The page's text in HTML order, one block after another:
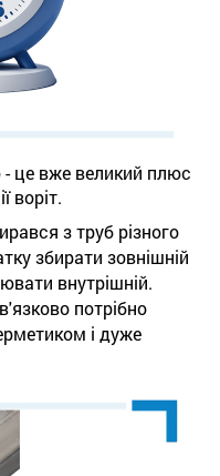
це вже великий плюс
воріт.
з труб різного
збирати зовнішній
внутрішній.
потрібно
і дуже